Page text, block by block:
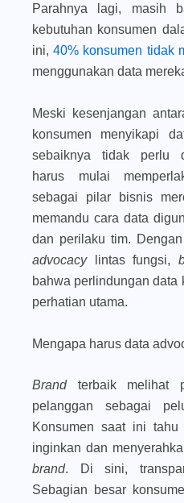
Parahnya lagi, masih
kebutuhan konsumen
ini, 40% konsumen tidak
menggunakan data
Meski kesenjangan
konsumen menyikapi
sebaiknya tidak perlu
harus mulai
sebagai pilar bisnis
memandu cara data
dan perilaku tim.
advocacylintas fungsi,
bahwa perlindungan data
perhatian utama.
Mengapa harus data
Brand terbaik melihat
pelanggan sebagai
Konsumen saat ini
inginkan dan
brand. Di sini,
Sebagian besar